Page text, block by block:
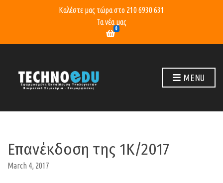
Καλέστε μας τώρα στο 210 6930 631
Τα νέα μας
0
MENU
Επανέκδοση της 1Κ/2017
March 4, 2017